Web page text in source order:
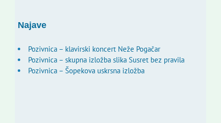
Najave
Pozivnica – klavirski koncert Neže Pogačar
Pozivnica – skupna izložba slika Susret bez pravila
Pozivnica – Šopekova uskrsna izložba